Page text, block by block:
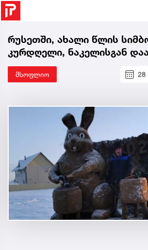
რუსეთში, ახალი წლის
კურდღელი, ნაკელისგან
მსოფლიო 28